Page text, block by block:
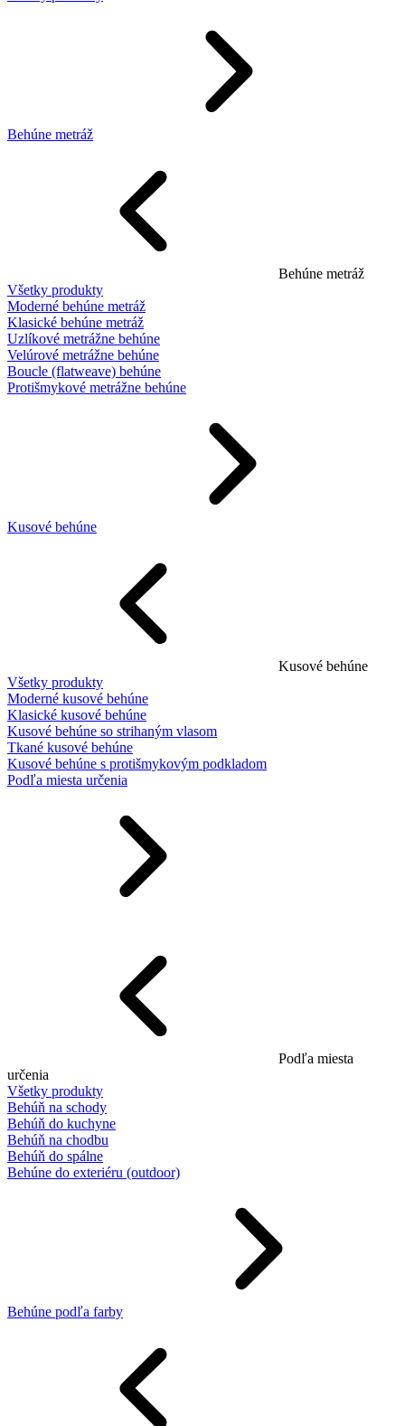
Behúne metráž
Behúne metráž
Všetky produkty
Moderné behúne metráž
Klasické behúne metráž
Uzlíkové metrážne behúne
Velúrové metrážne behúne
Boucle (flatweave) behúne
Protišmykové metrážne behúne
Kusové behúne
Kusové behúne
Všetky produkty
Moderné kusové behúne
Klasické kusové behúne
Kusové behúne so strihaným vlasom
Tkané kusové behúne
Kusové behúne s protišmykovým podkladom
Podľa miesta určenia
Podľa miesta
určenia
Všetky produkty
Behúň na schody
Behúň do kuchyne
Behúň na chodbu
Behúň do spálne
Behúne do exteriéru (outdoor)
Behúne podľa farby